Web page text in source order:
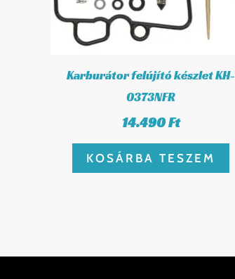
Karburátor felújító készlet KH-
0373NFR
14.490Ft
KOSÁRBA TESZEM